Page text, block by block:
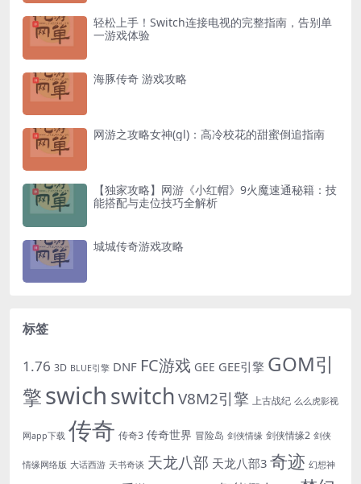
轻松上手！Switch连接电视的完整指南，告别单
一游戏体验
海豚传奇 游戏攻略
网游之攻略女神(gl)：高冷校花的甜蜜倒追指南
【独家攻略】网游《小红帽》9火魔速通秘籍：技
能搭配与走位技巧全解析
城城传奇游戏攻略
标签
1.76 3D BLUE引擎 DNF FC游戏 GEE GEE引擎 GOM引
擎swichswitchV8M2引擎 上古战纪 么么虎影视
网app下载 传奇 传奇3 传奇世界 冒险岛 剑侠情缘 剑侠情缘2 剑侠
情缘网络版 大话西游 天书奇谈 天龙八部 天龙八部3 奇迹 幻想神